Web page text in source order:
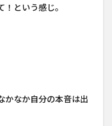
という感じ。
かなか自分の本音は出